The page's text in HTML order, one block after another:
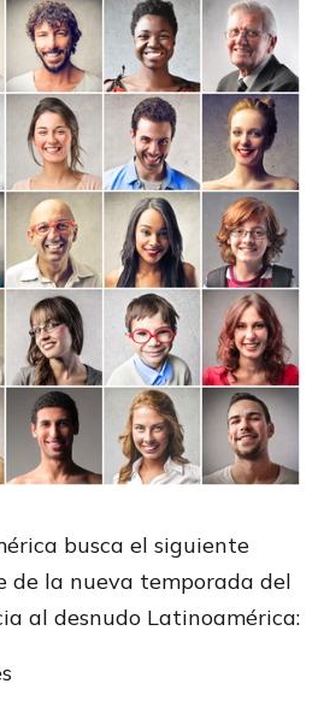
busca el siguiente
de la nueva temporada del
al desnudo Latinoamérica: